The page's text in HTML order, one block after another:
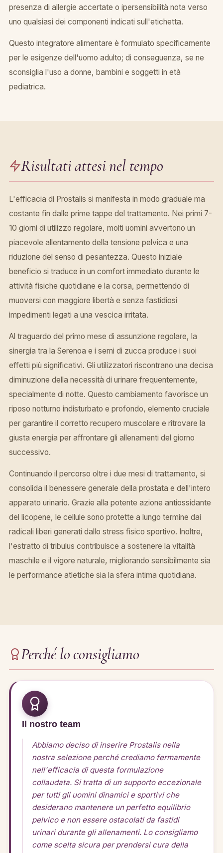
presenza di allergie accertate o ipersensibilità nota verso
uno qualsiasi dei componenti indicati sull'etichetta.
Questo integratore alimentare è formulato specificamente
per le esigenze dell'uomo adulto; di conseguenza, se ne
sconsiglia l'uso a donne, bambini e soggetti in età
pediatrica.
Risultati attesi nel tempo
L'efficacia di Prostalis si manifesta in modo graduale ma
costante fin dalle prime tappe del trattamento. Nei primi 7-
10 giorni di utilizzo regolare, molti uomini avvertono un
piacevole allentamento della tensione pelvica e una
riduzione del senso di pesantezza. Questo iniziale
beneficio si traduce in un comfort immediato durante le
attività fisiche quotidiane e la corsa, permettendo di
muoversi con maggiore libertà e senza fastidiosi
impedimenti legati a una vescica irritata.
Al traguardo del primo mese di assunzione regolare, la
sinergia tra la Serenoa e i semi di zucca produce i suoi
effetti più significativi. Gli utilizzatori riscontrano una decisa
diminuzione della necessità di urinare frequentemente,
specialmente di notte. Questo cambiamento favorisce un
riposo notturno indisturbato e profondo, elemento cruciale
per garantire il corretto recupero muscolare e ritrovare la
giusta energia per affrontare gli allenamenti del giorno
successivo.
Continuando il percorso oltre i due mesi di trattamento, si
consolida il benessere generale della prostata e dell'intero
apparato urinario. Grazie alla potente azione antiossidante
del licopene, le cellule sono protette a lungo termine dai
radicali liberi generati dallo stress fisico sportivo. Inoltre,
l'estratto di tribulus contribuisce a sostenere la vitalità
maschile e il vigore naturale, migliorando sensibilmente sia
le performance atletiche sia la sfera intima quotidiana.
Perché lo consigliamo
Il nostro team
Abbiamo deciso di inserire Prostalis nella
nostra selezione perché crediamo fermamente
nell'efficacia di questa formulazione
collaudata. Si tratta di un supporto eccezionale
per tutti gli uomini dinamici e sportivi che
desiderano mantenere un perfetto equilibrio
pelvico e non essere ostacolati da fastidi
urinari durante gli allenamenti. Lo consigliamo
come scelta sicura per prendersi cura della